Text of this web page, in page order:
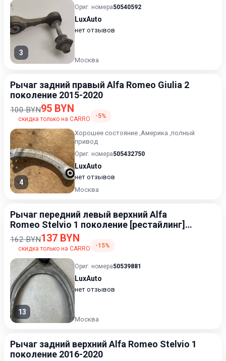
3
Ориг. номера50540592
LuxAuto
нет отзывов
Москва
Рычаг задний правый Alfa Romeo Giulia 2
поколение 2015-2020
100 BYN95 BYN
скидка только на CARRO -5%
4
Хорошее состояние ,Америка ,полный
привод
Ориг. номера505432750
LuxAuto
нет отзывов
Москва
Рычаг передний левый верхний Alfa
Romeo Stelvio 1 поколение [рестайлинг]
2020-2023 2.1
162 BYN137 BYN
скидка только на CARRO -15%
13
Ориг. номера50539881
LuxAuto
нет отзывов
Москва
Рычаг задний верхний Alfa Romeo Stelvio 1
поколение 2016-2020